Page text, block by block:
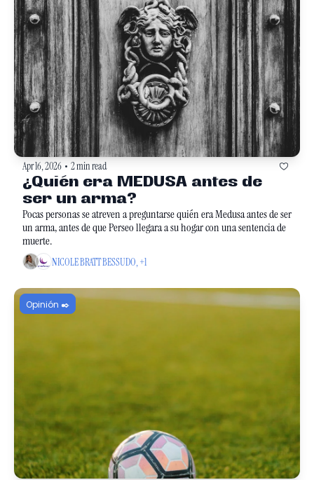
Apr 16, 2026 • 2 min read
¿Quién era MEDUSA antes de
ser un arma?
Pocas personas se atreven a preguntarse quién era Medusa antes de ser
un arma, antes de que Perseo llegara a su hogar con una sentencia de
NICOLE BRATT BESSUDO, +1
Opinión ✒️